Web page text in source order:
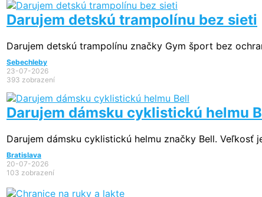
Darujem detskú trampolínu bez sieti
Darujem detskú trampolínu značky Gym šport bez
Sebechleby
23-07-2026
393 zobrazení
Darujem dámsku cyklistickú helmu
Darujem dámsku cyklistickú helmu značky Bell. Veľkosť
Bratislava
20-07-2026
103 zobrazení